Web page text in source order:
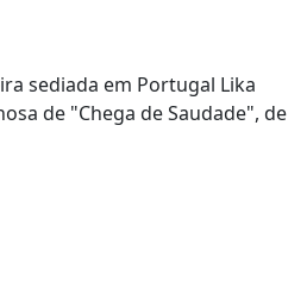
sediada em Portugal Lika
de "Chega de Saudade", de